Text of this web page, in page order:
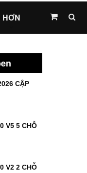
HƠN
CẬP
V5 5 CHỖ
V2 2 CHỖ